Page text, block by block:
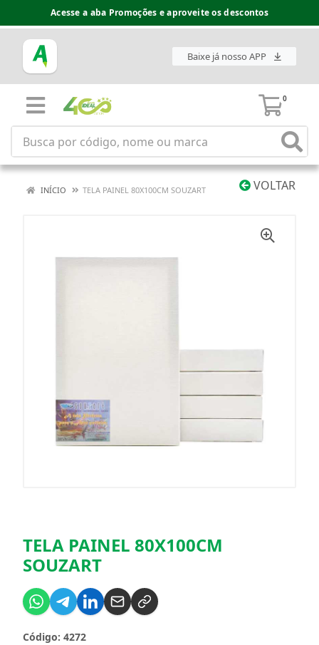
Acesse a aba Promoções e aproveite os descontos
Baixe já nosso APP
0
VOLTAR
INÍCIO TELA PAINEL 80X100CM SOUZART
TELA PAINEL 80X100CM
SOUZART
Código: 4272